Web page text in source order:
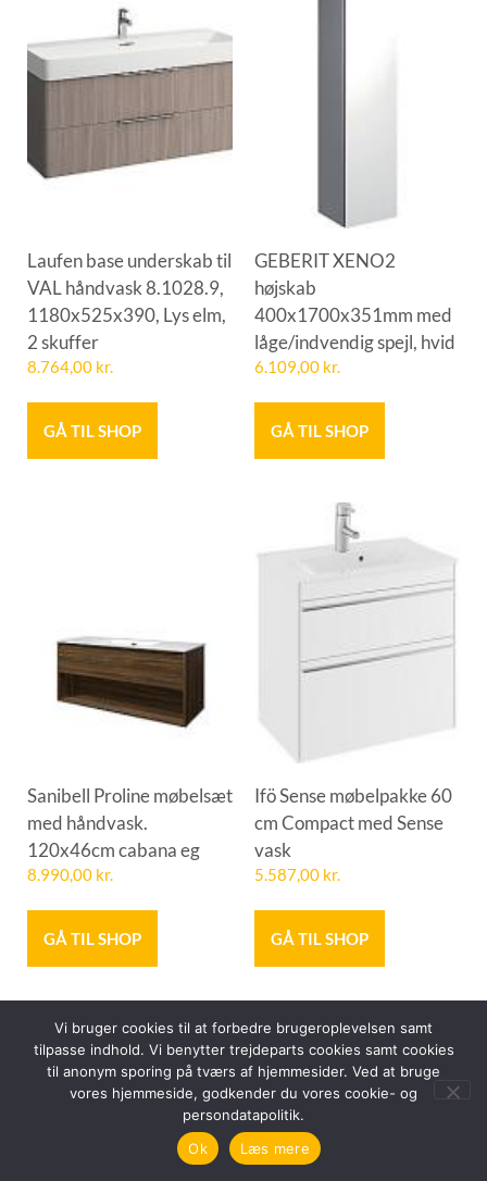
Laufen base underskab til
VAL håndvask 8.1028.9,
1180x525x390, Lys elm,
2 skuffer
8.764,00 kr.
GÅ TIL SHOP
GEBERIT XENO2
højskab
400x1700x351mm med
låge/indvendig spejl, hvid
6.109,00 kr.
GÅ TIL SHOP
Sanibell Proline møbelsæt
med håndvask.
120x46cm cabana eg
8.990,00 kr.
GÅ TIL SHOP
Ifö Sense møbelpakke 60
cm Compact med Sense
vask
5.587,00 kr.
GÅ TIL SHOP
Vi bruger cookies til at forbedre brugeroplevelsen samt
tilpasse indhold. Vi benytter trejdeparts cookies samt cookies
til anonym sporing på tværs af hjemmesider. Ved at bruge
vores hjemmeside, godkender du vores cookie- og
persondatapolitik.
Ok
Læs mere